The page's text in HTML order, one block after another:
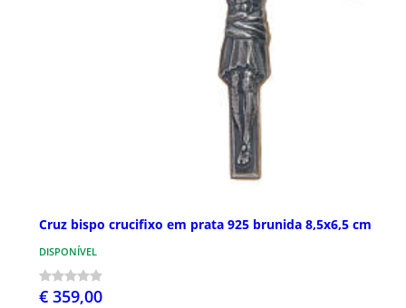
Cruz bispo crucifixo em prata 925 brunida 8,5x6,5 cm
DISPONÍVEL
€ 359,00